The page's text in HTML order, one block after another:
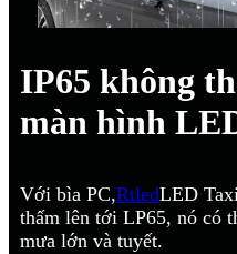
IP65 không
màn hình
Với bìa PC,RtledLED
thấm lên tới LP65, nó có
mưa lớn và tuyết.